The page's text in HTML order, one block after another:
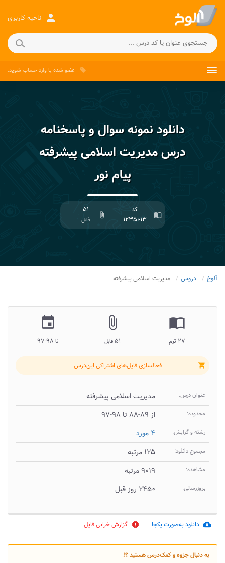
person ناحیه کاربری
local_offer عضو شده یاوارد حساب شوید.
دانلود نمونه سوال و پاسخنامه
درس مدیریت اسلامی پیشرفته
پیام نور
import_contacts
کد
۱۲۳۵۰۱۳
attach_file
۵۱
فایل
آلوخ دروس مدیریت اسلامی پیشرفته
import_contacts
۲۷ ترم
attach_file
۵۱فایل
insert_invitation
تا۹۸-۹۷
shopping_cart فعالسازی فایل‌های اشتراکی این‌درس
عنوان درس: مدیریت اسلامی پیشرفته
محدوده: از ۸۹-۸۸ تا ۹۸-۹۷
رشته و گرایش: ۴ مورد
مجموع دانلود: ۱۲۵ مرتبه
مشاهده: ۹۰۱۹ مرتبه
بروزرسانی: ۲۴۵۰ روز قبل
cloud_download دانلود به‌صورت یکجا report گزارش خرابی فایل
به دنبال جزوه و کمک‌درس هستید ؟!